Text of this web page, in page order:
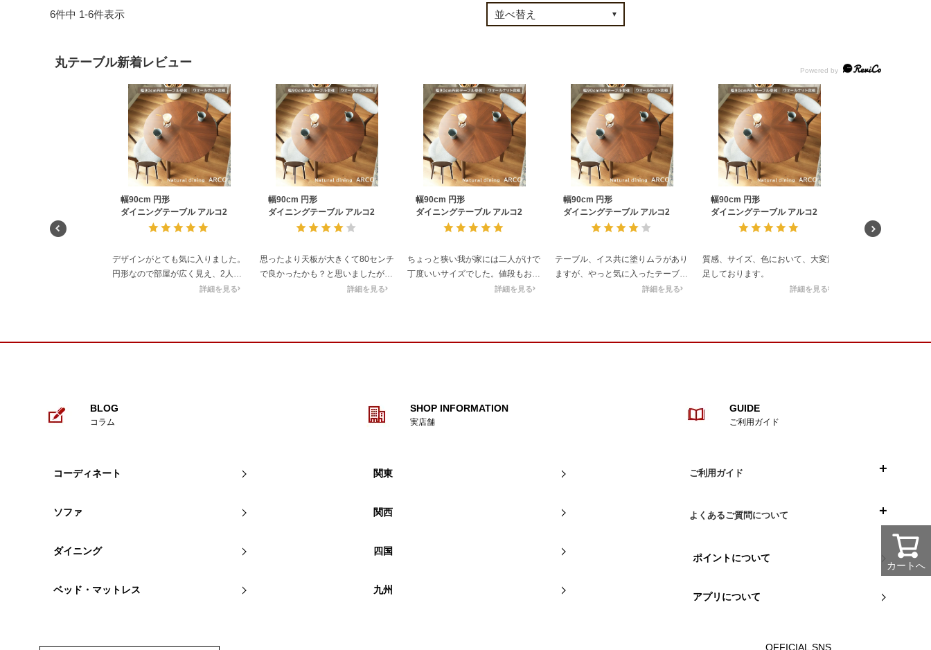
6件中 1-6件表示
丸テーブル新着レビュー
幅90cm 円形
ダイニングテーブル アルコ2
詳細を見る
デザインがとても気に入りました。
円形なので部屋が広く見え、2人で
使うのにちょうど良いサイズです。
幅90cm 円形
ダイニングテーブル アルコ2
詳細を見る
思ったより天板が大きくて80センチ
で良かったかも？と思いましたが使
い勝手はとても良くて、
他社の同じようなデザインのものと
比較してもこちらが一番安かったで
色々な家具屋さんを回ったけど結果
店舗の担当の方も、とても丁寧に対
幅90cm 円形
ダイニングテーブル アルコ2
詳細を見る
ちょっと狭い我が家には二人がけで
丁度いいサイズでした。値段もお手
幅90cm 円形
ダイニングテーブル アルコ2
詳細を見る
テーブル、イス共に塗りムラがあり
ますが、やっと気に入ったテーブル
なので、愛用したいと思います☆
幅90cm 円形
ダイニングテーブル アルコ2
詳細を見る
質感、サイズ、色において、大変満
足しております。
カートへ
BLOG
コラム
コーディネート
ソファ
ダイニング
ベッド・マットレス
SHOP INFORMATION
実店舗
関東
関西
四国
九州
GUIDE
ご利用ガイド
ご利用ガイド
よくあるご質問について
ポイントについて
アプリについて
OFFICIAL SNS